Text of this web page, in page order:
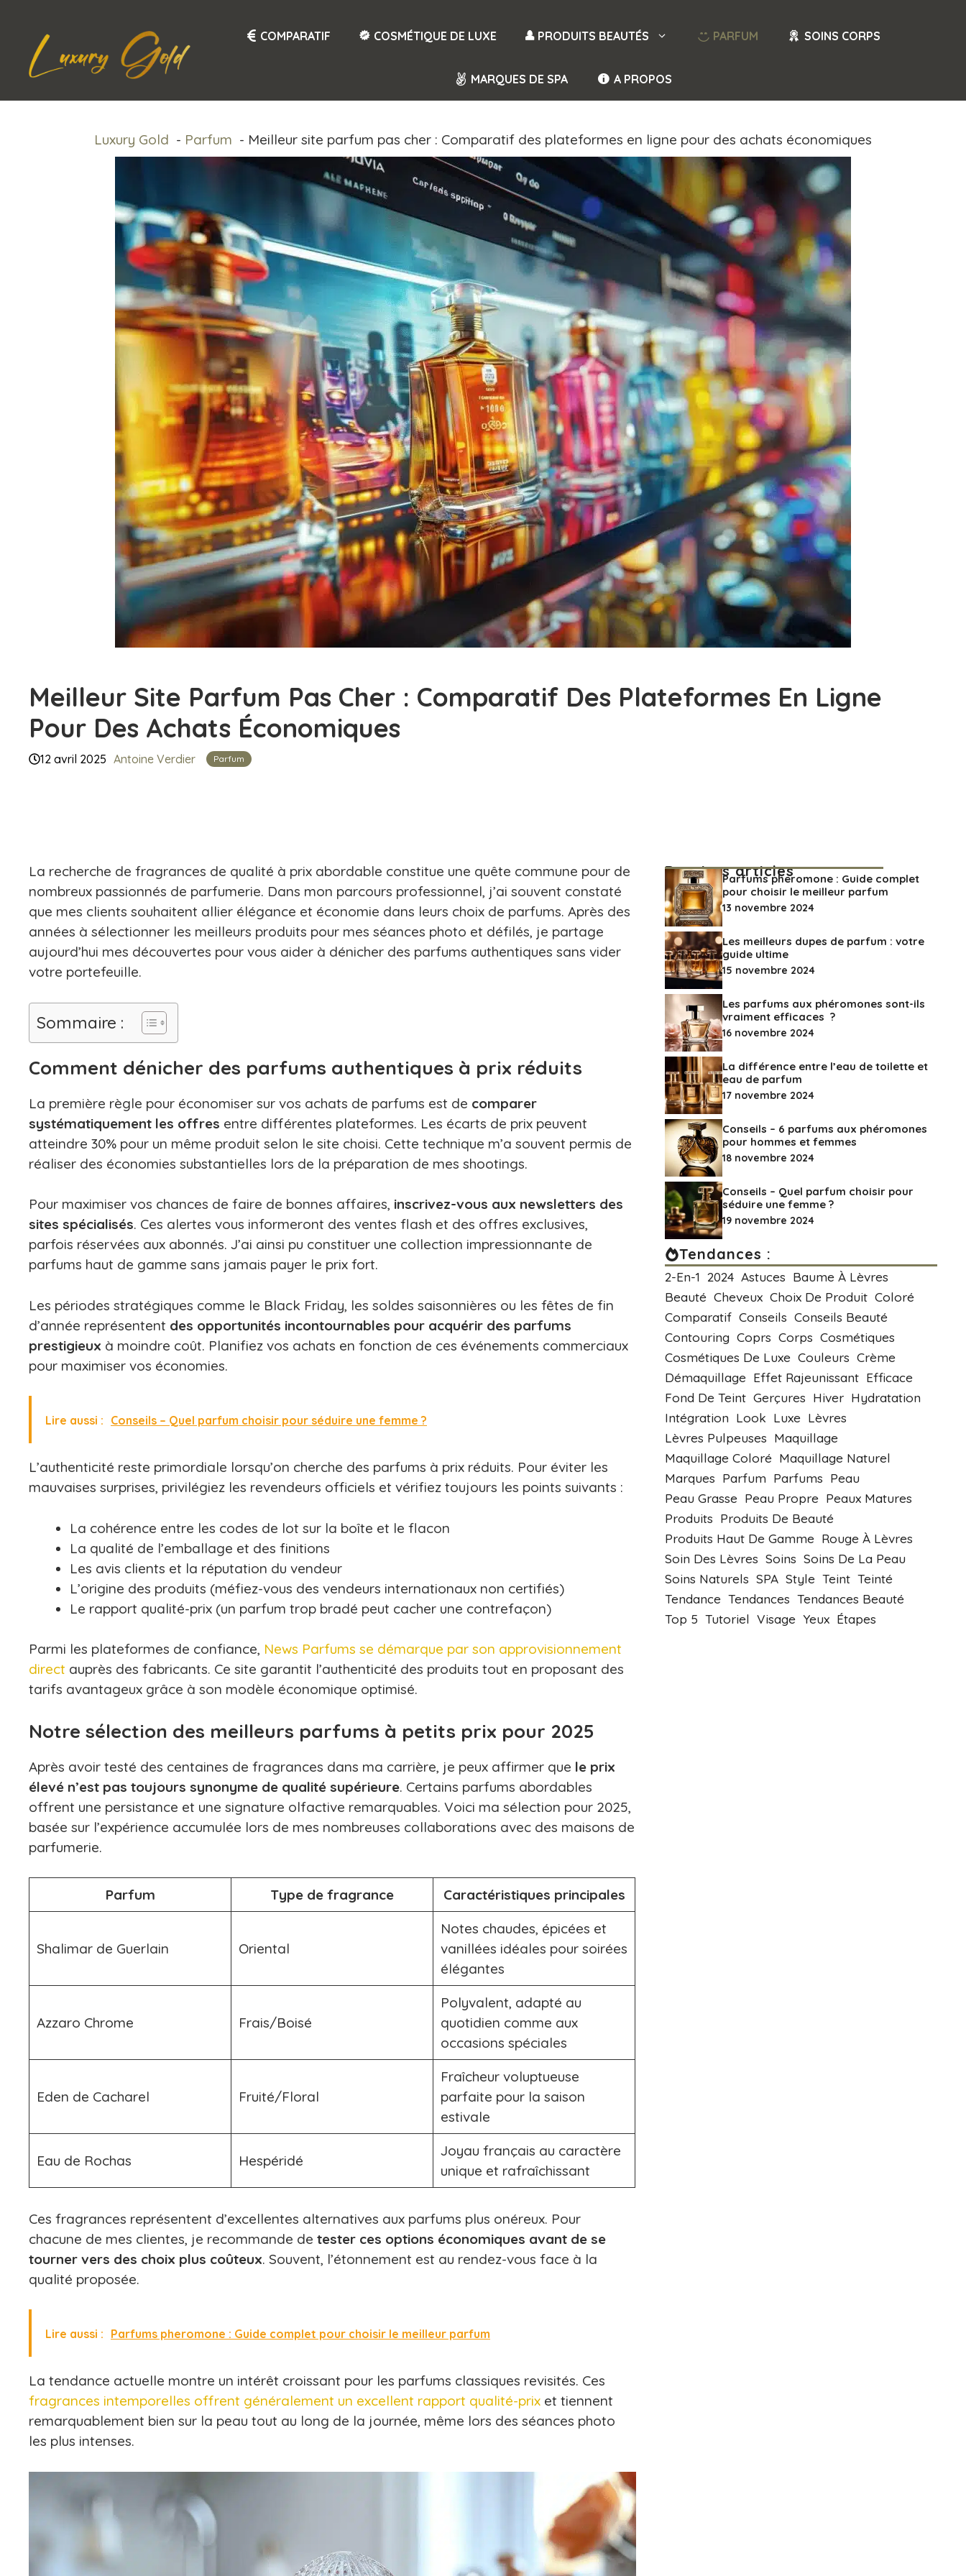
contenu
COMPARATIF COSMÉTIQUE DE LUXE PRODUITS BEAUTÉS PARFUM SOINS CORPS
MARQUES DE SPA A PROPOS
Luxury Gold Parfum Meilleur site parfum pas cher : Comparatif des plateformes en ligne pour des achats économiques​
Meilleur Site Parfum Pas Cher : Comparatif Des Plateformes En Ligne
Pour Des Achats Économiques​
12 avril 2025 Antoine Verdier Parfum
La recherche de fragrances de qualité à prix abordable constitue une quête commune pour de
nombreux passionnés de parfumerie. Dans mon parcours professionnel, j’ai souvent constaté
que mes clients souhaitent allier élégance et économie dans leurs choix de parfums. Après des
années à sélectionner les meilleurs produits pour mes séances photo et défilés, je partage
aujourd’hui mes découvertes pour vous aider à dénicher des parfums authentiques sans vider
votre portefeuille.
Sommaire :
Comment dénicher des parfums authentiques à prix réduits
La première règle pour économiser sur vos achats de parfums est de comparer
systématiquement les offres entre différentes plateformes. Les écarts de prix peuvent
atteindre 30% pour un même produit selon le site choisi. Cette technique m’a souvent permis de
réaliser des économies substantielles lors de la préparation de mes shootings.
Pour maximiser vos chances de faire de bonnes affaires, inscrivez-vous aux newsletters des
sites spécialisés. Ces alertes vous informeront des ventes flash et des offres exclusives,
parfois réservées aux abonnés. J’ai ainsi pu constituer une collection impressionnante de
parfums haut de gamme sans jamais payer le prix fort.
Les périodes stratégiques comme le Black Friday, les soldes saisonnières ou les fêtes de fin
d’année représentent des opportunités incontournables pour acquérir des parfums
prestigieux à moindre coût. Planifiez vos achats en fonction de ces événements commerciaux
pour maximiser vos économies.
Lire aussi : Conseils – Quel parfum choisir pour séduire une femme ?
L’authenticité reste primordiale lorsqu’on cherche des parfums à prix réduits. Pour éviter les
mauvaises surprises, privilégiez les revendeurs officiels et vérifiez toujours les points suivants :
La cohérence entre les codes de lot sur la boîte et le flacon
La qualité de l’emballage et des finitions
Les avis clients et la réputation du vendeur
L’origine des produits (méfiez-vous des vendeurs internationaux non certifiés)
Le rapport qualité-prix (un parfum trop bradé peut cacher une contrefaçon)
Parmi les plateformes de confiance, News Parfums se démarque par son approvisionnement
direct auprès des fabricants. Ce site garantit l’authenticité des produits tout en proposant des
tarifs avantageux grâce à son modèle économique optimisé.
Notre sélection des meilleurs parfums à petits prix pour 2025
Après avoir testé des centaines de fragrances dans ma carrière, je peux affirmer que le prix
élevé n’est pas toujours synonyme de qualité supérieure. Certains parfums abordables
offrent une persistance et une signature olfactive remarquables. Voici ma sélection pour 2025,
basée sur l’expérience accumulée lors de mes nombreuses collaborations avec des maisons de
parfumerie.
Parfum Type de fragrance Caractéristiques principales
Shalimar de Guerlain Oriental
Notes chaudes, épicées et
vanillées idéales pour soirées
élégantes
Azzaro Chrome Frais/Boisé
Polyvalent, adapté au
quotidien comme aux
occasions spéciales
Eden de Cacharel Fruité/Floral
Fraîcheur voluptueuse
parfaite pour la saison
estivale
Eau de Rochas Hespéridé
Joyau français au caractère
unique et rafraîchissant
Ces fragrances représentent d’excellentes alternatives aux parfums plus onéreux. Pour
chacune de mes clientes, je recommande de tester ces options économiques avant de se
tourner vers des choix plus coûteux. Souvent, l’étonnement est au rendez-vous face à la
qualité proposée.
Lire aussi : Parfums pheromone : Guide complet pour choisir le meilleur parfum
La tendance actuelle montre un intérêt croissant pour les parfums classiques revisités. Ces
fragrances intemporelles offrent généralement un excellent rapport qualité-prix et tiennent
remarquablement bien sur la peau tout au long de la journée, même lors des séances photo
les plus intenses.
Derniers articles
Parfums pheromone : Guide complet
pour choisir le meilleur parfum
13 novembre 2024
Les meilleurs dupes de parfum : votre
guide ultime
15 novembre 2024
Les‌ ‌parfums‌ ‌aux‌ ‌phéromones‌ ‌sont-ils‌
‌vraiment‌ ‌efficaces‌ ‌ ?
16 novembre 2024
La différence entre l’eau de toilette et
eau de parfum
17 novembre 2024
Conseils – 6 parfums aux phéromones
pour hommes et femmes
18 novembre 2024
Conseils – Quel parfum choisir pour
séduire une femme ?
19 novembre 2024
Tendances :
2-En-1 2024 Astuces Baume À Lèvres
Beauté Cheveux Choix De Produit Coloré
Comparatif Conseils Conseils Beauté
Contouring Coprs Corps Cosmétiques
Cosmétiques De Luxe Couleurs Crème
Démaquillage Effet Rajeunissant Efficace
Fond De Teint Gerçures Hiver Hydratation
Intégration Look Luxe Lèvres
Lèvres Pulpeuses Maquillage
Maquillage Coloré Maquillage Naturel
Marques Parfum Parfums Peau
Peau Grasse Peau Propre Peaux Matures
Produits Produits De Beauté
Produits Haut De Gamme Rouge À Lèvres
Soin Des Lèvres Soins Soins De La Peau
Soins Naturels SPA Style Teint Teinté
Tendance Tendances Tendances Beauté
Top 5 Tutoriel Visage Yeux Étapes